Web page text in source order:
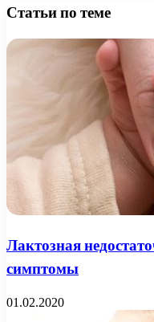
Статьи по теме
Лактозная
симптомы
01.02.2020